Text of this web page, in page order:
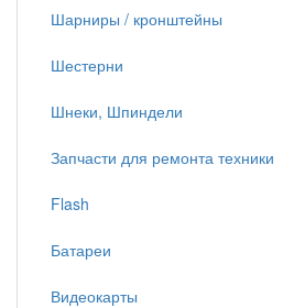
Шарниры / кронштейны
Шестерни
Шнеки, Шпиндели
Запчасти для ремонта техники
Flash
Батареи
Видеокарты